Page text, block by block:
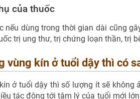
của thuốc
nếu dùng trong thời gian dài cũng
trị ung thư, trị chứng loạn thần, trị
vùng kín ở tuổi dậy thì có
ở tuổi dậy thì số lượng ít sẽ không
tác động tới tâm lý của tuổi mới